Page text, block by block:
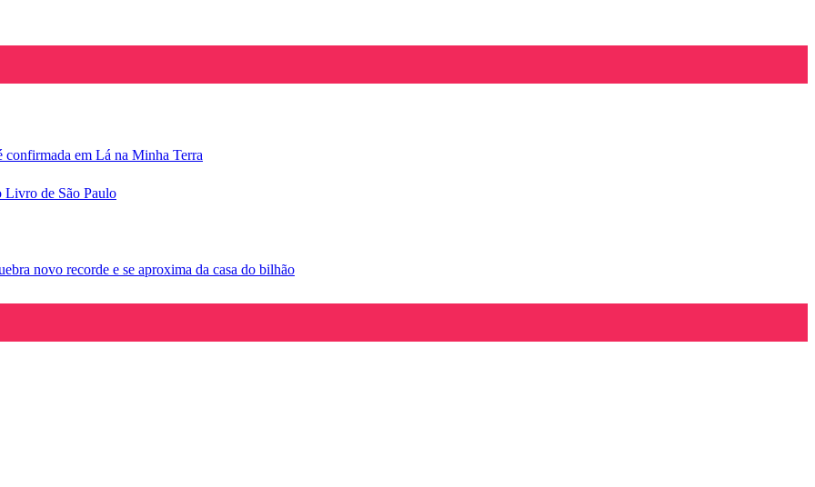
em Lá na Minha Terra
Livro de São Paulo
novo recorde e se aproxima da casa do bilhão